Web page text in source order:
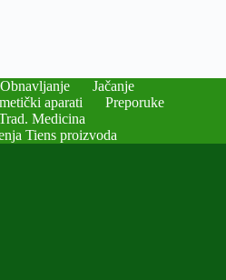
Obnavljanje
Jačanje
aparati
Preporuke
Medicina
Tiens proizvoda